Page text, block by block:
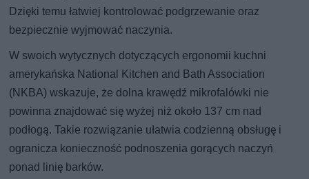
Dzięki temu łatwiej kontrolować podgrzewanie oraz
bezpiecznie wyjmować naczynia.
W swoich wytycznych dotyczących ergonomii kuchni
amerykańska National Kitchen and Bath Association
(NKBA) wskazuje, że dolna krawędź mikrofalówki nie
powinna znajdować się wyżej niż około 137 cm nad
podłogą. Takie rozwiązanie ułatwia codzienną obsługę i
ogranicza konieczność podnoszenia gorących naczyń
ponad linię barków.